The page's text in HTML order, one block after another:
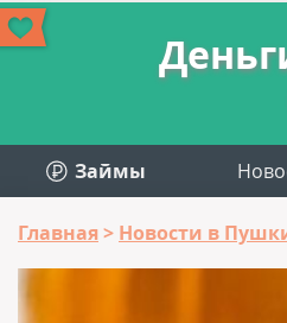
Займы
Главная Новости в